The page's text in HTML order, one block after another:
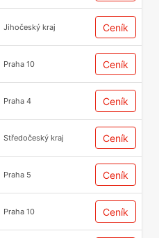
Jihočeský kraj Ceník
Praha 10 Ceník
Praha 4 Ceník
Středočeský kraj Ceník
Praha 5 Ceník
Praha 10 Ceník